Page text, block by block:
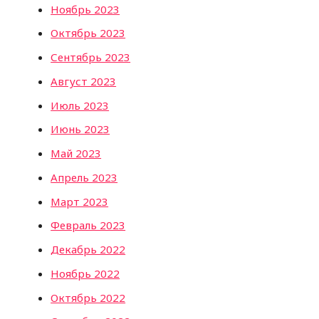
Ноябрь 2023
Октябрь 2023
Сентябрь 2023
Август 2023
Июль 2023
Июнь 2023
Май 2023
Апрель 2023
Март 2023
Февраль 2023
Декабрь 2022
Ноябрь 2022
Октябрь 2022